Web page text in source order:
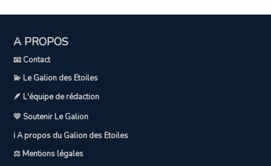
A PROPOS
📧 Contact
💫 Le Galion des Etoiles
🪶 L'équipe de rédaction
💛 Soutenir Le Galion
ℹ️ A propos du Galion des Etoiles
⚖️ Mentions légales